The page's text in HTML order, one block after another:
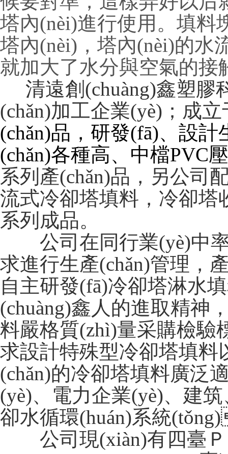
塔內(nèi)進行使用。填料
塔內(nèi)，塔內(nèi)的
就加大了水分與空氣的接
清遠創(chuàng)鑫塑
(chǎn)加工企業(yè)；成立
(chǎn)品，研發(fā)、設
(chǎn)各種高、中檔
系列產(chǎn)品，另
流式冷卻塔填料，冷
系列成品。
公司在同行業(yè)中率
求進行生產(chǎn)管理，
自主研發(fā)冷卻塔淋水
(chuàng)鑫人的進取精神
料嚴格質(zhì)量采購檢驗
求設計特殊型冷卻塔填料
(chǎn)的冷卻塔填料廣泛適
(yè)、電力企業(yè)、建筑
卻水循環(huán)系統
公司現(xiàn)有四臺Ｐ